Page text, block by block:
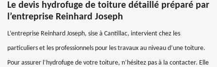
Le devis hydrofuge de toiture détaillé préparé par
l’entreprise Reinhard Joseph
L’entreprise Reinhard Joseph, sise à Cantillac, intervient chez les
particuliers et les professionnels pour les travaux au niveau d’une toiture.
Pour assurer l’hydrofuge de votre toiture, n’hésitez pas à la contacter. Elle